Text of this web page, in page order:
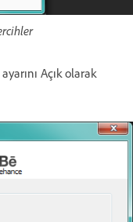
Açık olarak